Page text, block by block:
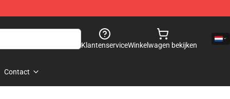
KlantenserviceWinkelwagen bekijken
Contact